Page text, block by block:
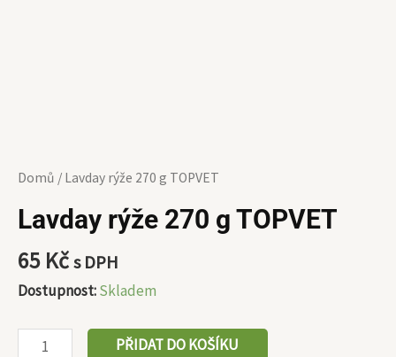
Domů / Lavday rýže 270 g TOPVET
Lavday rýže 270 g TOPVET
65 Kčs DPH
Dostupnost:Skladem
PŘIDAT DO KOŠÍKU